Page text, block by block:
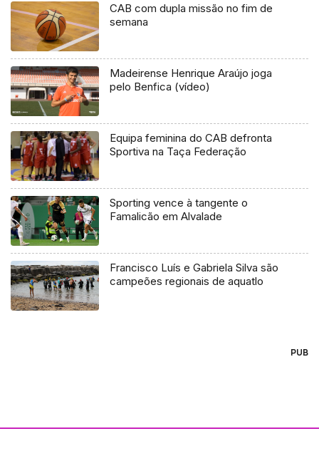
CAB com dupla missão no fim de
semana
Madeirense Henrique Araújo joga
pelo Benfica (vídeo)
Equipa feminina do CAB defronta
Sportiva na Taça Federação
Sporting vence à tangente o
Famalicão em Alvalade
Francisco Luís e Gabriela Silva são
campeões regionais de aquatlo
PUB